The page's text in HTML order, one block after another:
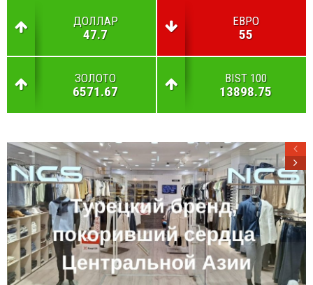
ДОЛЛАР
47.7
ЕВРО
55
ЗОЛОТО
6571.67
BIST 100
13898.75